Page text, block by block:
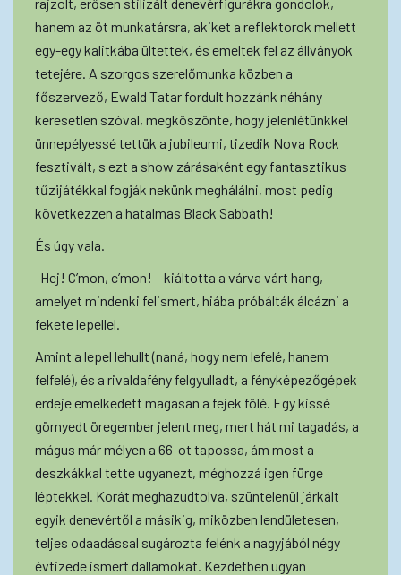
hanem az öt munkatársra, akiket a reflektorok mellett
egy-egy kalitkába ültettek, és emeltek fel az állványok
tetejére. A szorgos szerelőmunka közben a
főszervező, Ewald Tatar fordult hozzánk néhány
keresetlen szóval, megköszönte, hogy jelenlétünkkel
ünnepélyessé tettük a jubileumi, tizedik Nova Rock
fesztivált, s ezt a show zárásaként egy fantasztikus
tűzijátékkal fogják nekünk meghálálni, most pedig
következzen a hatalmas Black Sabbath!
És úgy vala.
-Hej! C’mon, c’mon! – kiáltotta a várva várt hang,
amelyet mindenki felismert, hiába próbálták álcázni a
fekete lepellel.
Amint a lepel lehullt (naná, hogy nem lefelé, hanem
felfelé), és a rivaldafény felgyulladt, a fényképezőgépek
erdeje emelkedett magasan a fejek fölé. Egy kissé
görnyedt öregember jelent meg, mert hát mi tagadás, a
mágus már mélyen a 66-ot tapossa, ám most a
deszkákkal tette ugyanezt, méghozzá igen fürge
léptekkel. Korát meghazudtolva, szüntelenül járkált
egyik denevértől a másikig, miközben lendületesen,
teljes odaadással sugározta felénk a nagyjából négy
évtizede ismert dallamokat. Kezdetben ugyan